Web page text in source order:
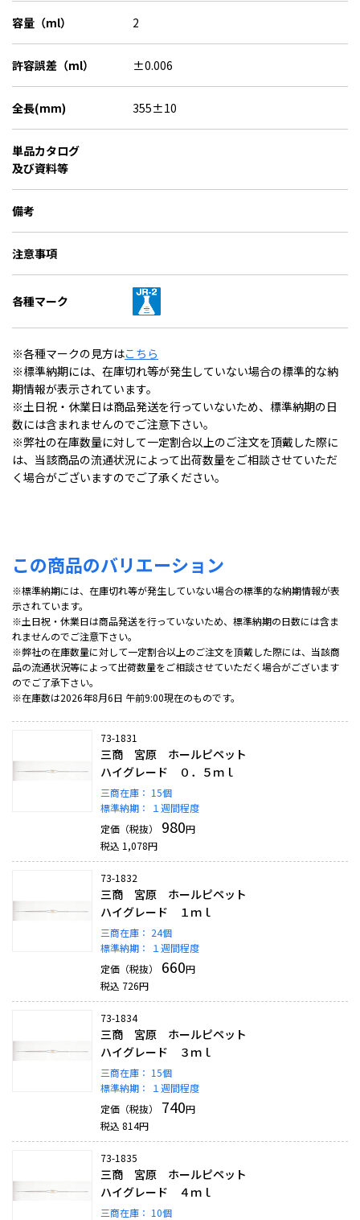
容量（ml） 2
許容誤差（ml） ±0.006
全長(mm) 355±10
単品カタログ
及び資料等
備考
注意事項
各種マーク
※各種マークの見方はこちら
※標準納期には、在庫切れ等が発生していない場合の標準的な納
期情報が表示されています。
※土日祝・休業日は商品発送を行っていないため、標準納期の日
数には含まれませんのでご注意下さい。
※弊社の在庫数量に対して一定割合以上のご注文を頂戴した際に
は、当該商品の流通状況によって出荷数量をご相談させていただ
く場合がございますのでご了承ください。
この商品のバリエーション
※標準納期には、在庫切れ等が発生していない場合の標準的な納期情報が表
示されています。
※土日祝・休業日は商品発送を行っていないため、標準納期の日数には含ま
れませんのでご注意下さい。
※弊社の在庫数量に対して一定割合以上のご注文を頂戴した際には、当該商
品の流通状況等によって出荷数量をご相談させていただく場合がございます
のでご了承下さい。
※在庫数は2026年8月6日 午前9:00現在のものです。
73-1831
三商 宮原 ホールピペット
ハイグレード ０．５ｍｌ
三商在庫： 15個
標準納期：
１週間程度
定価（税抜）
980円
税込 1,078円
73-1832
三商 宮原 ホールピペット
ハイグレード １ｍｌ
三商在庫： 24個
標準納期：
１週間程度
定価（税抜）
660円
税込 726円
73-1834
三商 宮原 ホールピペット
ハイグレード ３ｍｌ
三商在庫： 15個
標準納期：
１週間程度
定価（税抜）
740円
税込 814円
73-1835
三商 宮原 ホールピペット
ハイグレード ４ｍｌ
三商在庫： 10個